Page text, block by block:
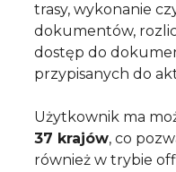
trasy, wykonanie
dokumentów,
dostęp do
przypisanych do
Użytkownik ma
37 krajów, co
również w trybie